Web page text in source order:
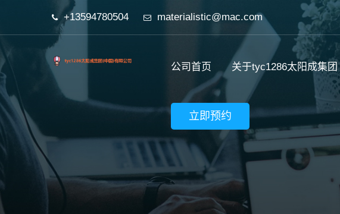
+13594780504 materialistic@mac.com
公司首页 关于tyc1286太阳成集团
立即预约